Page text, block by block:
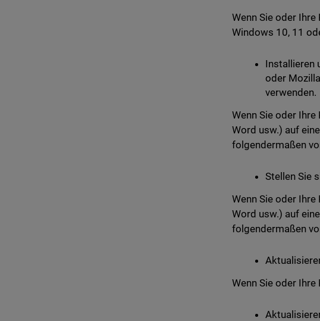
Wenn Sie oder
Windows 10, 11
Installieren
oder
verwenden.
Wenn Sie oder
Word usw.) auf
folgendermaßen
Stellen Sie
Wenn Sie oder
Word usw.) auf
folgendermaßen
Wenn Sie oder